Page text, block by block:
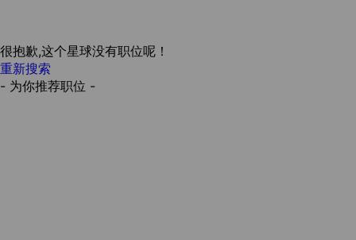
很抱歉,这个星球没有职位呢！
重新搜索
- 为你推荐职位 -